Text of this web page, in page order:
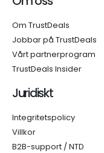
Om TrustDeals
Jobbar på TrustDeals
Vårt partnerprogram
TrustDeals Insider
Juridiskt
Integritetspolicy
Villkor
B2B-support / NTD